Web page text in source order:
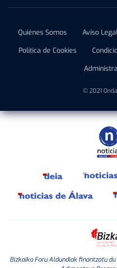
Quiénes Somos Aviso
Política de Cookies
© 2021
Bizkaiko Foru Aldundiak finantzatu